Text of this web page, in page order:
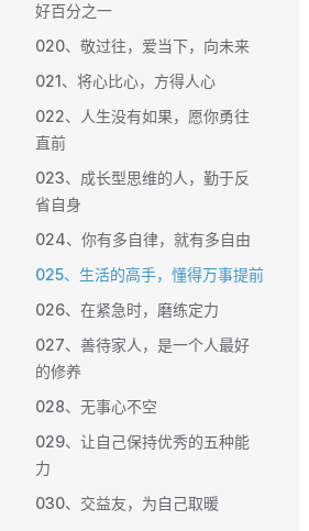
好百分之一
020、敬过往，爱当下，向未来
021、将心比心，方得人心
022、人生没有如果，愿你勇往
直前
023、成长型思维的人，勤于反
省自身
024、你有多自律，就有多自由
025、生活的高手，懂得万事提前
026、在紧急时，磨练定力
027、善待家人，是一个人最好
的修养
028、无事心不空
029、让自己保持优秀的五种能
力
030、交益友，为自己取暖